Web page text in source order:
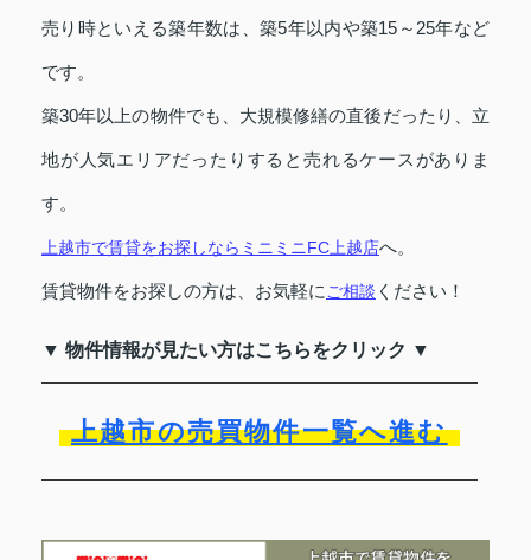
売り時といえる築年数は、築5年以内や築15～25年など
です。
築30年以上の物件でも、大規模修繕の直後だったり、立
地が人気エリアだったりすると売れるケースがありま
す。
上越市で賃貸をお探しならミニミニFC上越店へ。
賃貸物件をお探しの方は、お気軽に ご相談 ください！
▼ 物件情報が見たい方はこちらをクリック ▼
上越市の売買物件一覧へ進む